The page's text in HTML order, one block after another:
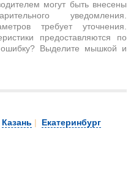
могут быть внесены
уведомления.
требует уточнения.
предоставляются по
Выделите мышкой и
Казань | Екатеринбург